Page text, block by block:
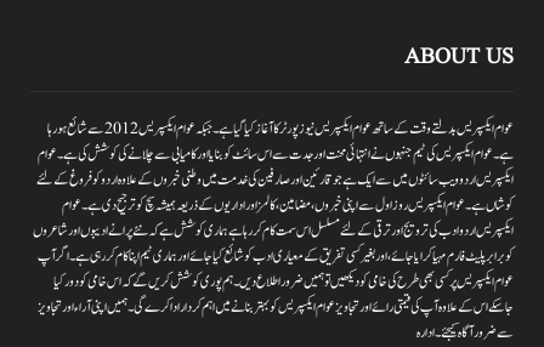
ABOUT US
عوام ایکسپریس بدلتے وقت کے ساتھ عوام ایکسپریس نیوز پورٹر کا آغاز کیا گیا ہے۔جبکہ عوام ایکسپریس 2012سے شائع ہورہا
ہے۔ عوام ایکسپریس کی ٹیم جنہوں نے انتہائی محنت اور جدت سے اس سائٹ کو بنایا اور کامیابی سے چلانے کی کوشش کی ہے۔عوام
ایکسپریس اردو ویب سائٹوں میں سے ایک ہے جو قارئین اور صارفین کی خدمت میں وطنی خبروں کے علاوہ اردو کو فروغ کے لئے
کوشاں ہے۔عوام ایکسپریس روز اول سے اپنی خبروں ،مضامین ،کالمز اور اداریوں کے ذریعہ ہمیشہ سچ کو ترجیح دی ہے۔عوام
ایکسپریس اردو ادب کی ترویج اور ترقی کے لئے مسلسل اس سمت کام کر رہا ہے ہماری کوشش ہے کہ نئے پرانے ادیبوں اور شاعروں
کو برابر پلیٹ فارم مہیا کرایا جائے،اور بغیر کسی تفریق کے معیاری ادب کو شائع کیا جائے اور ہماری ٹیم اپنا کام کر رہی ہے۔اگر آپ
عوام ایکسپریس پر کسی بھی طرح کی خامی کو دیکھیں تو ہمیں ضرور اطلاع دیں۔ہم پوری کوشش کریں گے کہ اس خامی کو دور کیا
جاسکے اس کے علاوہ آپ کی قیمتی رائے اور تجاویز عوام ایکسپریس کو بہتر بنانے میں اہم کردار اداکرے گی۔ہمیں اپنی آراءاور تجاویز
سے ضرور آگاہ کیجئے۔ ادارہ